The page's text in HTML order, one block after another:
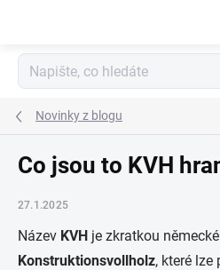
Novinky z blogu
Co jsou to KVH
27.1.2025
Název KVH je zkratkou
Konstruktionsvollholz, které lze